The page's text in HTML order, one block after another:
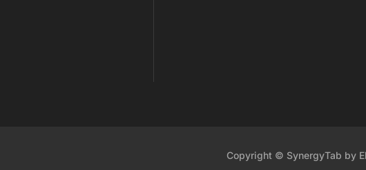
Copyright © SynergyTab by